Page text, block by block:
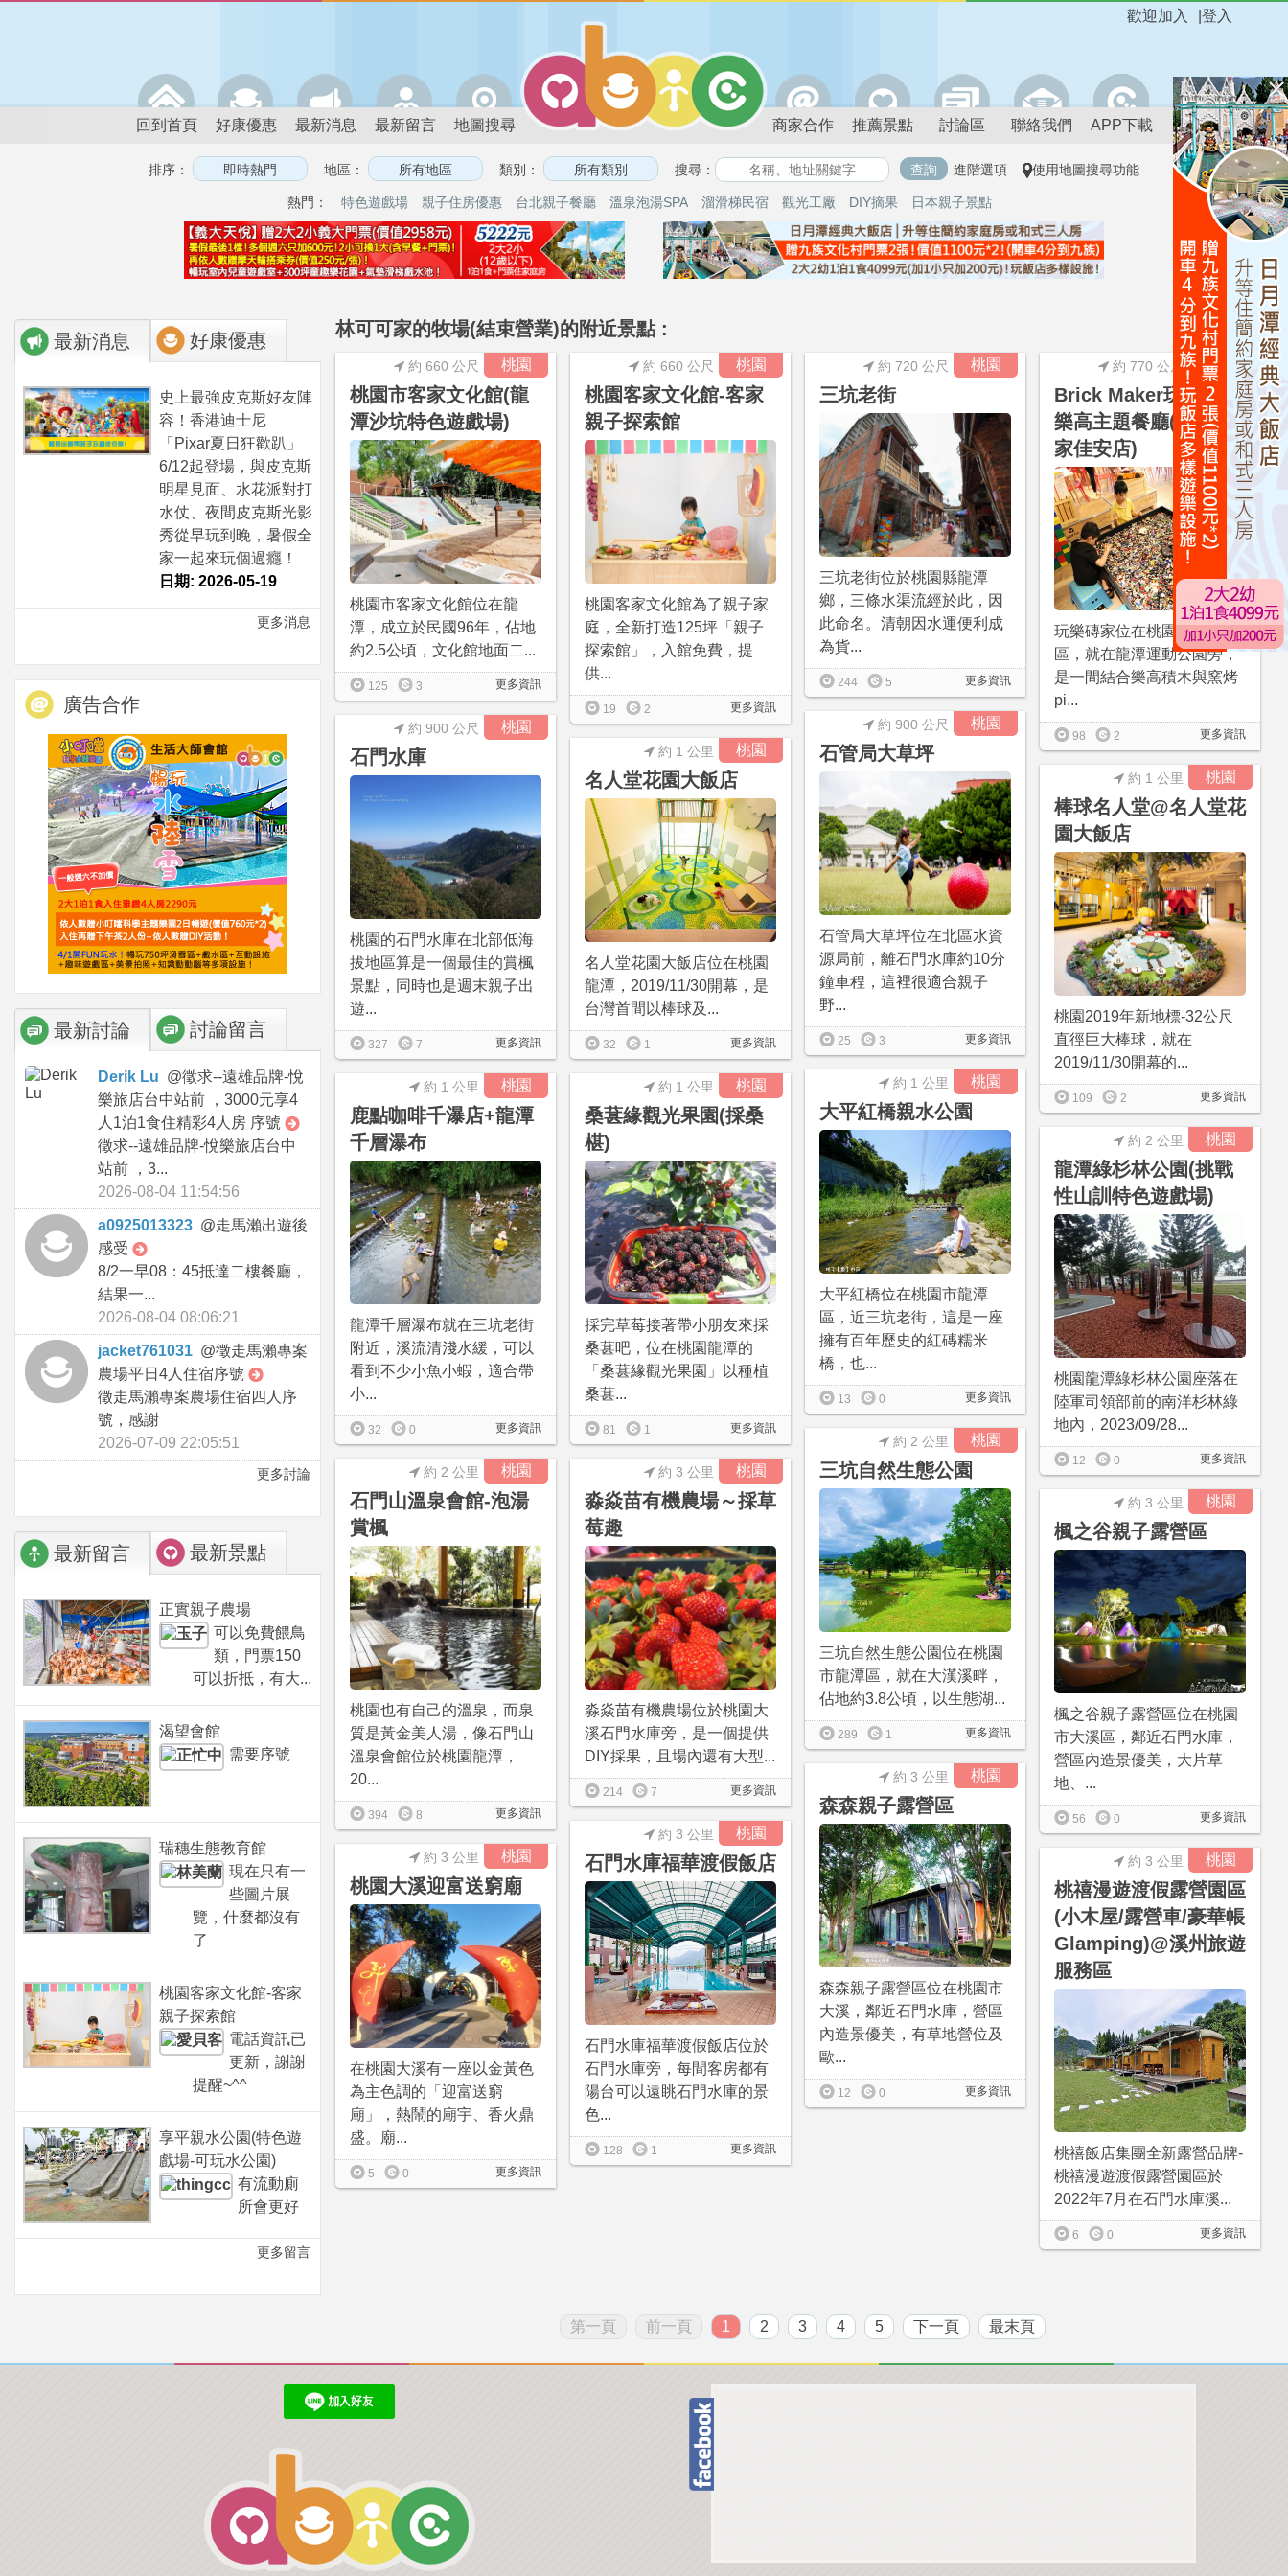
登入
歡迎加入
回到首頁 好康優惠 最新消息 最新留言 地圖搜尋 商家合作 推薦景點 討論區 聯絡我們 APP下載
排序： 地區： 類別： 搜尋： 進階選項 使用地圖搜尋功能
熱門： 特色遊戲場 親子住房優惠 台北親子餐廳 溫泉泡湯SPA 溜滑梯民宿 觀光工廠 DIY摘果 日本親子景點
最新消息 好康優惠
史上最強皮克斯好友陣
容！香港迪士尼
「Pixar夏日狂歡趴」
6/12起登場，與皮克斯
明星見面、水花派對打
水仗、夜間皮克斯光影
秀從早玩到晚，暑假全
家一起來玩個過癮！
日期: 2026-05-19
更多消息
廣告合作
最新討論 討論留言
Derik Lu @徵求--遠雄品牌-悅
樂旅店台中站前 ，3000元享4
人1泊1食住精彩4人房 序號
徵求--遠雄品牌-悅樂旅店台中
站前 ，3...
2026-08-04 11:54:56
a0925013323 @走馬瀨出遊後
感受
8/2一早08：45抵達二樓餐廳，
結果一...
2026-08-04 08:06:21
jacket761031 @徵走馬瀨專案
農場平日4人住宿序號
徵走馬瀨專案農場住宿四人序
號，感謝
2026-07-09 22:05:51
更多討論
最新留言 最新景點
正實親子農場
可以免費餵鳥
類，門票150
可以折抵，有大...
渴望會館
需要序號
瑞穗生態教育館
現在只有一
些圖片展
覽，什麼都沒有
了
桃園客家文化館-客家
親子探索館
電話資訊已
更新，謝謝
提醒~^^
享平親水公園(特色遊
戲場-可玩水公園)
有流動廁
所會更好
更多留言
林可可家的牧場(結束營業)的附近景點 : 進階搜尋
桃園
約 660 公尺
桃園市客家文化館(龍
潭沙坑特色遊戲場)
桃園市客家文化館位在龍
潭，成立於民國96年，佔地
約2.5公頃，文化館地面二...
更多資訊
125 3
桃園
約 660 公尺
桃園客家文化館-客家
親子探索館
桃園客家文化館為了親子家
庭，全新打造125坪「親子
探索館」，入館免費，提
供...
更多資訊
19 2
桃園
約 720 公尺
三坑老街
三坑老街位於桃園縣龍潭
鄉，三條水渠流經於此，因
此命名。清朝因水運便利成
為貨...
更多資訊
244 5
桃園
約 770 公尺
Brick Maker玩樂磚家
樂高主題餐廳(玩樂磚
家佳安店)
玩樂磚家位在桃園市龍潭
區，就在龍潭運動公園旁，
是一間結合樂高積木與窯烤
pi...
更多資訊
98 2
桃園
約 900 公尺
石管局大草坪
石管局大草坪位在北區水資
源局前，離石門水庫約10分
鐘車程，這裡很適合親子
野...
更多資訊
25 3
桃園
約 900 公尺
石門水庫
桃園的石門水庫在北部低海
拔地區算是一個最佳的賞楓
景點，同時也是週末親子出
遊...
更多資訊
327 7
桃園
約 1 公里
名人堂花園大飯店
名人堂花園大飯店位在桃園
龍潭，2019/11/30開幕，是
台灣首間以棒球及...
更多資訊
32 1
桃園
約 1 公里
棒球名人堂@名人堂花
園大飯店
桃園2019年新地標-32公尺
直徑巨大棒球，就在
2019/11/30開幕的...
更多資訊
109 2
桃園
約 1 公里
大平紅橋親水公園
大平紅橋位在桃園市龍潭
區，近三坑老街，這是一座
擁有百年歷史的紅磚糯米
橋，也...
更多資訊
13 0
桃園
約 1 公里
鹿點咖啡千瀑店+龍潭
千層瀑布
龍潭千層瀑布就在三坑老街
附近，溪流清淺水緩，可以
看到不少小魚小蝦，適合帶
小...
更多資訊
32 0
桃園
約 1 公里
桑葚緣觀光果園(採桑
椹)
採完草莓接著帶小朋友來採
桑葚吧，位在桃園龍潭的
「桑葚緣觀光果園」以種植
桑葚...
更多資訊
81 1
桃園
約 2 公里
龍潭綠杉林公園(挑戰
性山訓特色遊戲場)
桃園龍潭綠杉林公園座落在
陸軍司領部前的南洋杉林綠
地內，2023/09/28...
更多資訊
12 0
桃園
約 2 公里
三坑自然生態公園
三坑自然生態公園位在桃園
市龍潭區，就在大漢溪畔，
佔地約3.8公頃，以生態湖...
更多資訊
289 1
桃園
約 2 公里
石門山溫泉會館-泡湯
賞楓
桃園也有自己的溫泉，而泉
質是黃金美人湯，像石門山
溫泉會館位於桃園龍潭，
20...
更多資訊
394 8
桃園
約 3 公里
淼焱苗有機農場～採草
莓趣
淼焱苗有機農場位於桃園大
溪石門水庫旁，是一個提供
DIY採果，且場內還有大型...
更多資訊
214 7
桃園
約 3 公里
楓之谷親子露營區
楓之谷親子露營區位在桃園
市大溪區，鄰近石門水庫，
營區內造景優美，大片草
地、...
更多資訊
56 0
桃園
約 3 公里
森森親子露營區
森森親子露營區位在桃園市
大溪，鄰近石門水庫，營區
內造景優美，有草地營位及
歐...
更多資訊
12 0
桃園
約 3 公里
石門水庫福華渡假飯店
石門水庫福華渡假飯店位於
石門水庫旁，每間客房都有
陽台可以遠眺石門水庫的景
色...
更多資訊
128 1
桃園
約 3 公里
桃園大溪迎富送窮廟
在桃園大溪有一座以金黃色
為主色調的「迎富送窮
廟」，熱鬧的廟宇、香火鼎
盛。廟...
更多資訊
5 0
桃園
約 3 公里
桃禧漫遊渡假露營園區
(小木屋/露營車/豪華帳
Glamping)@溪州旅遊
服務區
桃禧飯店集團全新露營品牌-
桃禧漫遊渡假露營園區於
2022年7月在石門水庫溪...
更多資訊
6 0
第一頁 前一頁 1 2 3 4 5 下一頁 最末頁